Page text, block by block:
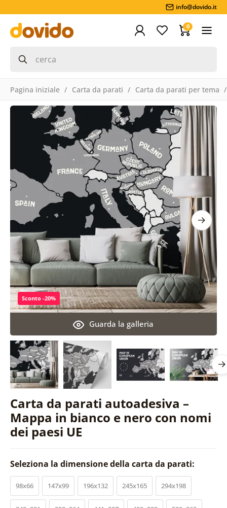
info@dovido.it
0
Pagina iniziale Carta da parati Carta da parati per tema
Carta da parati autoadesiva –
Mappa in bianco e nero con nomi
dei paesi UE
Guarda la galleria
Sconto -20%
Seleziona la dimensione della carta da parati:
98x66 147x99 196x132 245x165 294x198